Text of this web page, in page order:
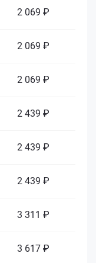
2 069 ₽
2 069 ₽
2 069 ₽
2 439 ₽
2 439 ₽
2 439 ₽
3 311 ₽
3 617 ₽